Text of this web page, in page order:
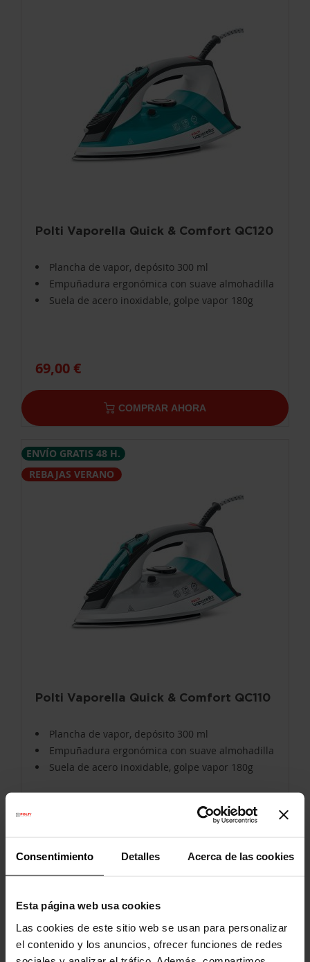
Consentimiento Detalles Acerca de las cookies
Esta página web usa cookies
Las cookies de este sitio web se usan para personalizar
el contenido y los anuncios, ofrecer funciones de redes
Polti Vaporella Quick & Comfort QC120
Plancha de vapor, depósito 300 ml
Empuñadura ergonómica con suave almohadilla
Suela de acero inoxidable, golpe vapor 180g
69,00 €
COMPRAR AHORA
ENVÍO GRATIS 48 H.
REBAJAS VERANO
Polti Vaporella Quick & Comfort QC110
Plancha de vapor, depósito 300 ml
Empuñadura ergonómica con suave almohadilla
Suela de acero inoxidable, golpe vapor 180g
El precio más bajo de los últimos 30 días: 29,90 €